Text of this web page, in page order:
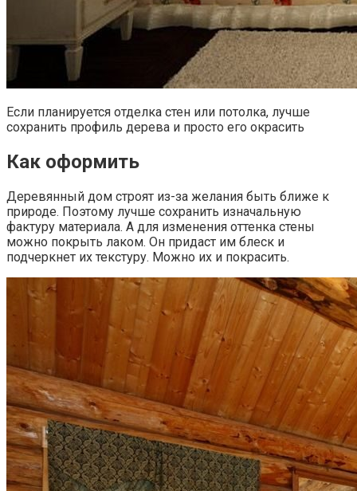
Если планируется отделка стен или потолка, лучше
сохранить профиль дерева и просто его окрасить
Как оформить
Деревянный дом строят из-за желания быть ближе к
природе. Поэтому лучше сохранить изначальную
фактуру материала. А для изменения оттенка стены
можно покрыть лаком. Он придаст им блеск и
подчеркнет их текстуру. Можно их и покрасить.